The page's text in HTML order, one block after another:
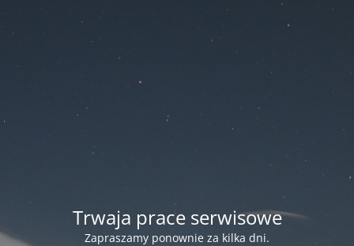
Trwaja prace serwisowe
Zapraszamy ponownie za kilka dni.